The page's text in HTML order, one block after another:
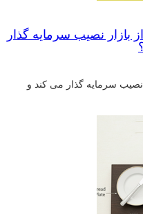
بازار نصیب سرمایه گذار
نصیب سرمایه گذار می کند و